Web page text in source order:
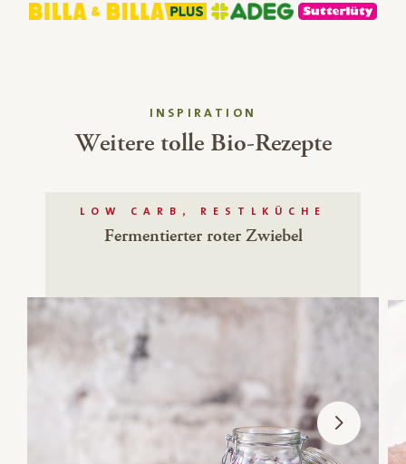
INSPIRATION
Weitere tolle Bio-Rezepte
LOW CARB, RESTLKÜCHE
Fermentierter roter Zwiebel